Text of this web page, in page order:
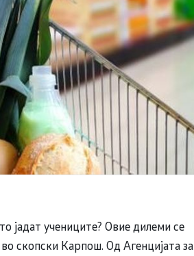
јадат учениците? Овие дилеми се
скопски Карпош. Од Агенцијата за